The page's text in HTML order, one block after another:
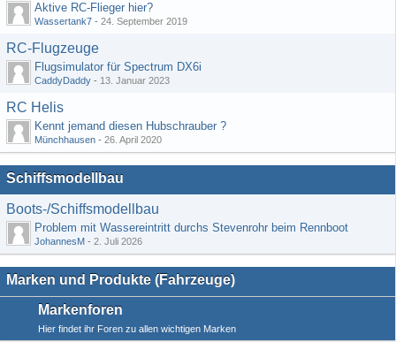
Aktive RC-Flieger hier?
Wassertank7 - 24. September 2019
RC-Flugzeuge
Flugsimulator für Spectrum DX6i
CaddyDaddy - 13. Januar 2023
RC Helis
Kennt jemand diesen Hubschrauber ?
Münchhausen - 26. April 2020
Schiffsmodellbau
Boots-/Schiffsmodellbau
Problem mit Wassereintritt durchs Stevenrohr beim Rennboot
JohannesM - 2. Juli 2026
Marken und Produkte (Fahrzeuge)
Markenforen
Hier findet ihr Foren zu allen wichtigen Marken